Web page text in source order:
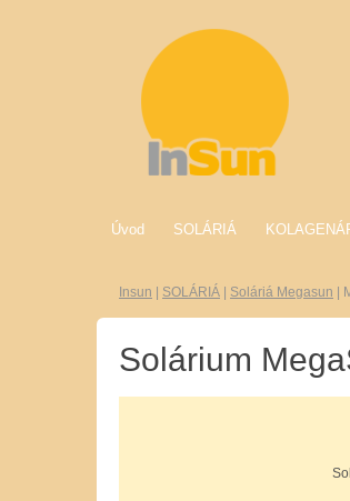
Úvod SOLÁRIÁ
Insun SOLÁRIÁ Soláriá Megasun
Solárium